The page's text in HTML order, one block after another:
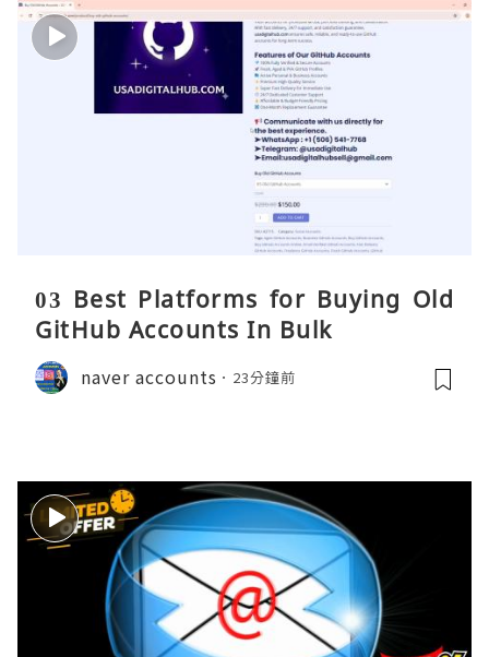
03 Best Platforms for Buying Old
GitHub Accounts In Bulk
naver accounts 23分鐘前